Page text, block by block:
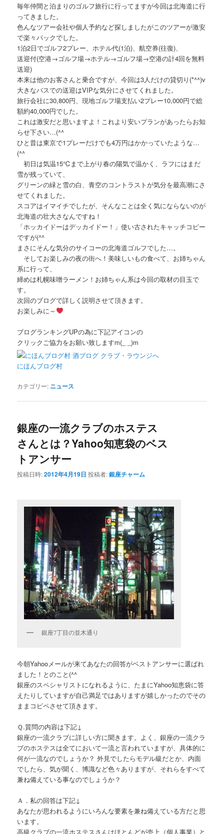
毎年仲間と泊まりのゴルフ旅行に行ってますが今回は北海道に行
ってきました。
色んなツアー会社や個人予約など探しましたがこのツアーが激安
で楽々パックでした。
1泊2日でゴルフ2プレー、ホテル代(1泊)、航空券(往復)、
送迎付(空港→ゴルフ場→ホテル→ゴルフ場→空港の計4回を無料
送迎)
本来は他のお客さんと乗合ですが、今回は3人だけの貸切り(*^^)v
大きなバスでの送迎はVIPな気分にさせてくれました。
旅行会社に30,800円、現地ゴルフ場支払い2プレー10,000円で総
額約40,000円でした。
これは激安だと思いますよ！これより安いプランがあったらお知
らせ下さい…(^^ゞ
ひと昔は東京で1プレーだけでも4万円はかかっていたような…
(^^ゞ
初日は気温15℃まで上がり春の陽気で温かく、ラフにはまだ
雪が残っていて、
グリーンの緑と雪の白、青空のコントラストが気分を最高潮にさ
せてくれました。
スコアはイマイチでしたが、そんなことは全く気にならないのが
北海道の壮大さなんですね！
「ホッカイドーはデッカイドー！」使い古されたキャッチコピー
ですが(^^ゞ
まさにそんな気分のサイコーの北海道ゴルフでした…。
そしてお楽しみの夜の街へ！美味しいもの食べて、お姉ちゃん
系に行って、
締めは札幌味噌ラーメン！お姉ちゃん系は今回の取材の目玉で
す。
次回のブログで詳しく説明させて頂きます。
お楽しみに～
ブログランキングUPの為に下記アイコンの
クリックご協力をお願い致しますm(_ _)m
にほんブログ村
カテゴリー: ニュース
銀座の一流クラブのホステス
さんとは？Yahoo知恵袋のベス
トアンサー
投稿日時:2012年4月19日 投稿者:銀座チャーム
銀座7丁目の並木通り
今朝Yahooメールが来てあなたの回答がベストアンサーに選ばれ
ました！とのこと(^^ゞ
銀座のスペシャリストになれるように、たまにYahoo知恵袋に答
えたりしていますが自己満足ではありますが嬉しかったのでその
ままコピペさせて頂きます。
Ｑ.質問の内容は下記↓
銀座の一流クラブに詳しい方に聞きます。よく、銀座の一流クラ
ブのホステスは全てにおいて一流と言われていますが、具体的に
何が一流なのでしょうか？ 外見でしたらモデル級だとか、内面
でしたら、気が聞く、博識など色々ありますが、それらをすべて
兼ね備えている事なのでしょうか？
Ａ．私の回答は下記↓
あなたが思われるようにいろんな要素を兼ね備えている方だと思
います。
高級クラブの一流ホステスさんはほとんどが売上（個人事業）と